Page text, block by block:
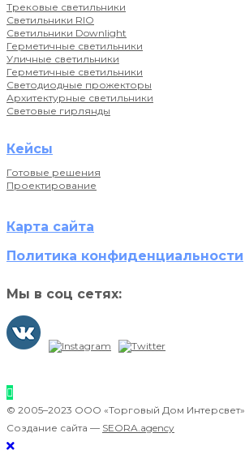
Трековые светильники
Светильники RIO
Светильники Downlight
Герметичные светильники
Уличные светильники
Герметичные светильники
Светодиодные прожекторы
Архитектурные светильники
Световые гирлянды
Кейсы
Готовые решения
Проектирование
Карта сайта
Политика конфиденциальности
Мы в соц сетях:
© 2005–2023 ООО «Торговый Дом Интерсвет»
Создание сайта — SEORA.agency